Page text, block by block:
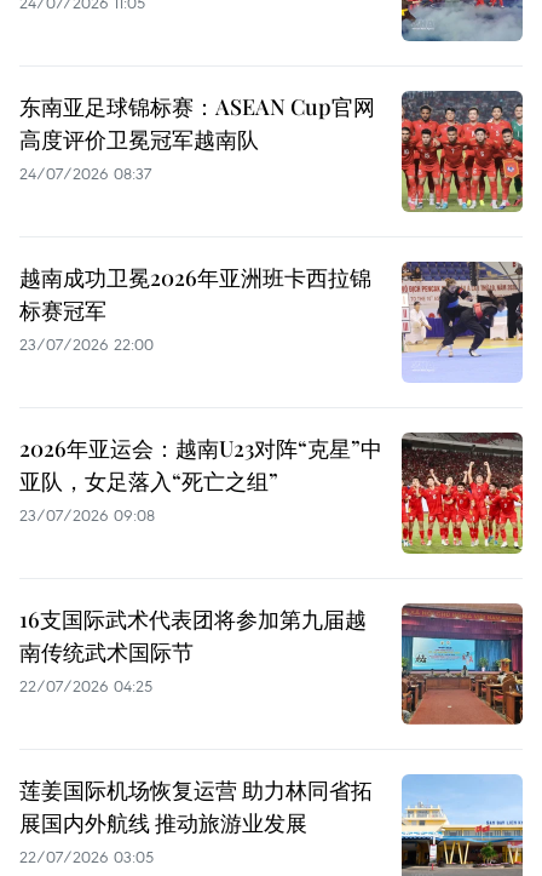
东南亚足球锦标赛：ASEAN Cup官网
高度评价卫冕冠军越南队
24/07/2026 08:37
越南成功卫冕2026年亚洲班卡西拉锦
标赛冠军
23/07/2026 22:00
2026年亚运会：越南U23对阵“克星”中
亚队，女足落入“死亡之组”
23/07/2026 09:08
16支国际武术代表团将参加第九届越
南传统武术国际节
22/07/2026 04:25
莲姜国际机场恢复运营 助力林同省拓
展国内外航线 推动旅游业发展
22/07/2026 03:05